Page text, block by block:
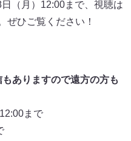
（月）12:00まで、視聴は
ぜひご覧ください！
ありますので遠方の方も
まで